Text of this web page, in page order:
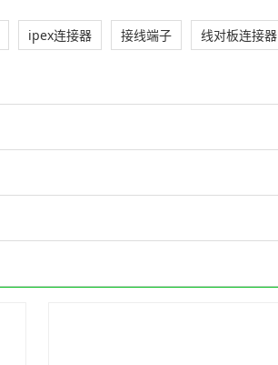
ipex连接器 接线端子 线对板连接器